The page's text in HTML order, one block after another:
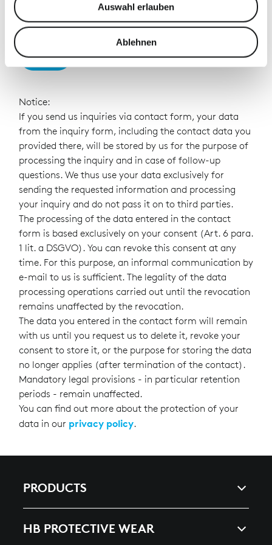
zu können und die Zugriffe auf unsere Website zu
analysieren. Außerdem geben wir Informationen zu Ihrer
Verwendung unserer Website an unsere Partner für
soziale Medien, Werbung und Analysen weiter. Unsere
Partner führen diese Informationen möglicherweise mit
haben oder die sie im Rahmen Ihrer Nutzung der Dienste
gesammelt haben.
Auswahl erlauben
Ablehnen
Send
Notice:
If you send us inquiries via contact form, your data
from the inquiry form, including the contact data you
provided there, will be stored by us for the purpose of
processing the inquiry and in case of follow-up
questions. We thus use your data exclusively for
sending the requested information and processing
your inquiry and do not pass it on to third parties.
The processing of the data entered in the contact
form is based exclusively on your consent (Art. 6 para.
1 lit. a DSGVO). You can revoke this consent at any
time. For this purpose, an informal communication by
e-mail to us is sufficient. The legality of the data
processing operations carried out until the revocation
remains unaffected by the revocation.
The data you entered in the contact form will remain
with us until you request us to delete it, revoke your
consent to store it, or the purpose for storing the data
no longer applies (after termination of the contact).
Mandatory legal provisions - in particular retention
periods - remain unaffected.
You can find out more about the protection of your
data in our privacy policy.
PRODUCTS
HB PROTECTIVE WEAR